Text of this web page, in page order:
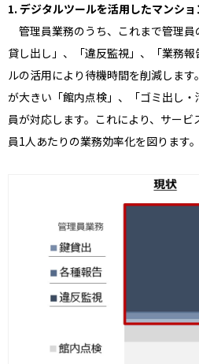
1. デジタルツールを活用したマンシ
管理員業務のうち、これまで管理
貸し出し」、「違反監視」、「業務
ルの活用により待機時間を削減しま
が大きい「館内点検」、「ゴミ出し
員が対応します。これにより、サー
員1人あたりの業務効率化を図ります。